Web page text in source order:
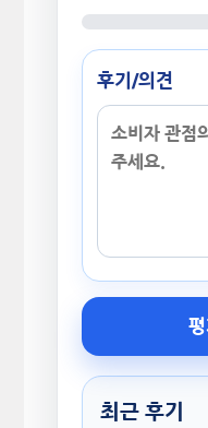
후기/의견
최근 후기